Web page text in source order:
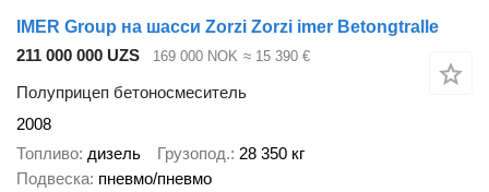
IMER Group на шасси Zorzi Zorzi imer Betongtralle
211 000 000 UZS
169 000 NOK ≈ 15 390 €
Полуприцеп бетоносмеситель
2008
Топливо дизель Грузопод. 28 350 кг
Подвеска пневмо/пневмо